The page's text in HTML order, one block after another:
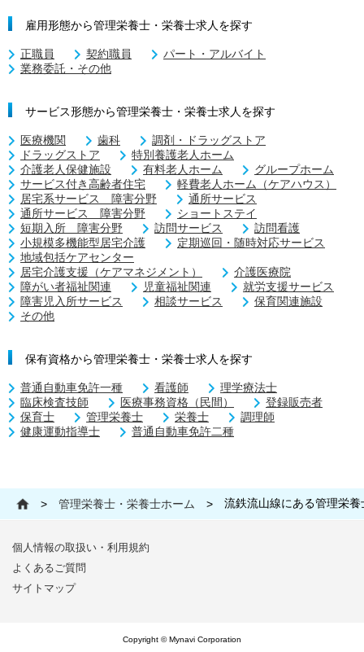
雇用形態から管理栄養士・栄養士求人を探す
正職員 契約職員
パート・アルバイト
業務委託・その他
サービス形態から管理栄養士・栄養士求人を探す
医療機関 歯科
調剤・ドラッグストア
ドラッグストア
特別養護老人ホーム
介護老人保健施設
有料老人ホーム
グループホーム
サービス付き高齢者住宅
軽費老人ホーム（ケアハウス）
居宅系サービス 障害分野
通所サービス
通所サービス 障害分野
ショートステイ
短期入所 障害分野
訪問サービス
訪問看護
小規模多機能型居宅介護
定期巡回・随時対応サービス
地域包括ケアセンター
居宅介護支援（ケアマネジメント）
介護医療院
障がい者福祉関連
児童福祉関連
就労支援サービス
障害児入所サービス
相談サービス
保育関連施設
その他
保有資格から管理栄養士・栄養士求人を探す
普通自動車免許一種 看護師
理学療法士
臨床検査技師
医療事務資格（民間）
登録販売者
保育士
管理栄養士 栄養士
調理師
健康運動指導士
普通自動車免許二種
> 管理栄養士・栄養士ホーム > 流鉄流山線にある管理栄
個人情報の取扱い・利用規約
よくあるご質問
サイトマップ
Copyright © Mynavi Corporation